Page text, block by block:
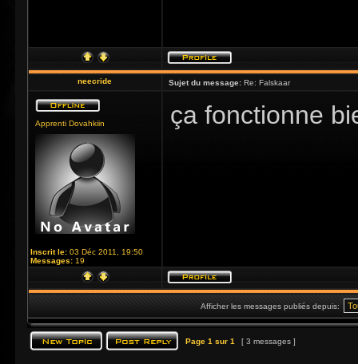
neecride Sujet du message: Re: Falskaar
Apprenti Dovahkiin
Inscrit le: 03 Déc 2011, 19:50
Messages: 19
ça fonctionne
Afficher les messages publiés depuis:
Page 1 sur 1 [ 3 messages ]